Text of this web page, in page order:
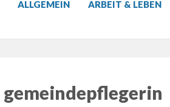
ALLGEMEIN ARBEIT & LEBEN
gemeindepflegerin